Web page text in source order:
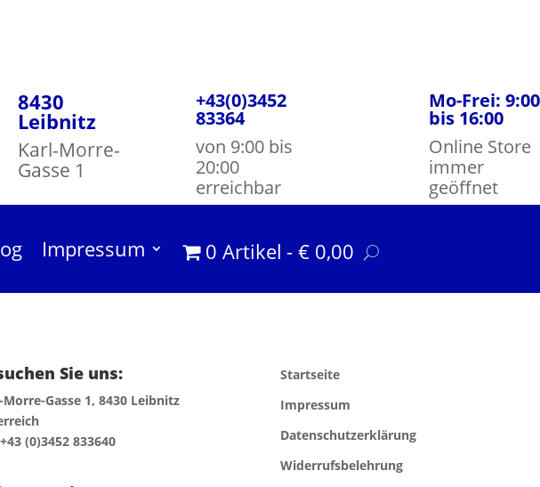
8430
Leibnitz
Karl-Morre-
Gasse 1
+43(0)3452
83364
von 9:00 bis
20:00
erreichbar
Mo-Frei: 9:00
bis 16:00
Online Store
immer
geöffnet
Impressum 0 Artikel € 0,00
Sie uns:
Morre-Gasse 1, 8430 Leibnitz
(0)3452 833640
Startseite
Impressum
Datenschutzerklärung
Widerrufsbelehrung